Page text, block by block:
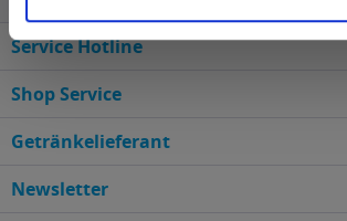
Service Hotline
Shop Service
Getränkelieferant
Newsletter